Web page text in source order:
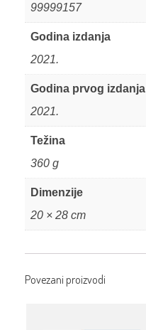
99999157
Godina izdanja
2021.
Godina prvog izdanja
2021.
Težina
360 g
Dimenzije
20 × 28 cm
Povezani proizvodi